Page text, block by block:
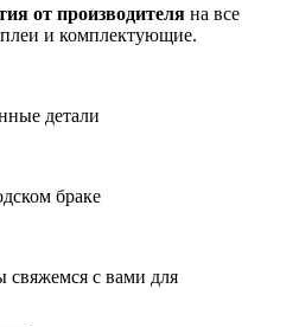
от производителя на все
и комплектующие.
детали
браке
свяжемся с вами для